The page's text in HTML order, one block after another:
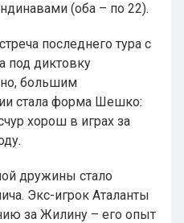
(оба – по 22).
последнего тура с
под диктовку
большим
стала форма Шешко:
хорош в играх за
дружины стало
Экс-игрок Аталанты
за Жилину – его опыт